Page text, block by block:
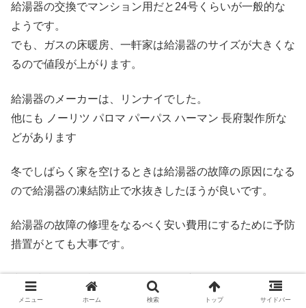
給湯器の交換でマンション用だと24号くらいが一般的な
ようです。
でも、ガスの床暖房、一軒家は給湯器のサイズが大きくな
るので値段が上がります。
給湯器のメーカーは、リンナイでした。
他にも ノーリツ パロマ パーパス ハーマン 長府製作所な
どがあります
冬でしばらく家を空けるときは給湯器の故障の原因になる
ので給湯器の凍結防止で水抜きしたほうが良いです。
給湯器の故障の修理をなるべく安い費用にするために予防
措置がとても大事です。
少し時間的に余裕があるなら給湯器交換でホームセンター
で下調べするのもおすすめです。
メニュー ホーム 検索 トップ サイドバー